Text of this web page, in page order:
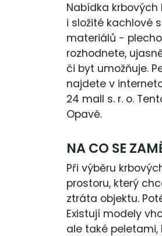
Nabídka
i složité kachlové
materiálů -
rozhodnete,
či byt umožňuje.
najdete v
24 mall s. r. o.
Opavě.
NA CO SE
Při výběru
prostoru, který
ztráta objektu.
Existují modely
ale také peletami,